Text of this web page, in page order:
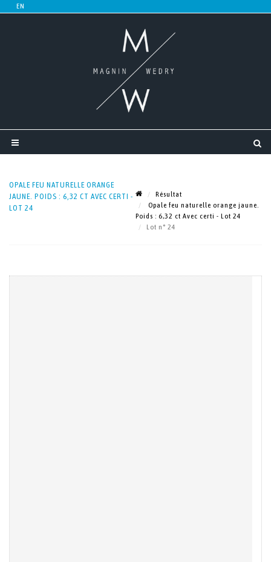
OPALE FEU NATURELLE ORANGE
JAUNE. POIDS : 6,32 CT AVEC CERTI -
LOT 24
Résultat
Opale feu naturelle orange jaune.
Poids : 6,32 ct Avec certi - Lot 24
Lot n° 24